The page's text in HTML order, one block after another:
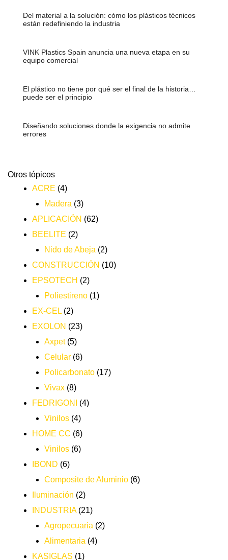
Del material a la solución: cómo los plásticos técnicos
están redefiniendo la industria
VINK Plastics Spain anuncia una nueva etapa en su
equipo comercial
El plástico no tiene por qué ser el final de la historia…
puede ser el principio
Diseñando soluciones donde la exigencia no admite
errores
Otros tópicos
ACRE (4)
Madera (3)
APLICACIÓN (62)
BEELITE (2)
Nido de Abeja (2)
CONSTRUCCIÓN (10)
EPSOTECH (2)
Poliestireno (1)
EX-CEL (2)
EXOLON (23)
Axpet(5)
Celular (6)
Policarbonato (17)
Vivax (8)
FEDRIGONI
(4)
Vinilos (4)
HOME CC (6)
Vinilos (6)
IBOND (6)
Composite de Aluminio (6)
Iluminación (2)
INDUSTRIA(21)
Agropecuaria (2)
Alimentaria (4)
KASIGLAS (1)